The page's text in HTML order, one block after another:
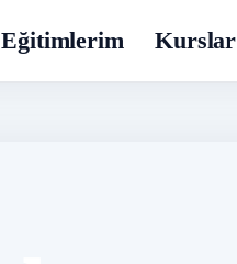
Eğitimlerim Kurslar